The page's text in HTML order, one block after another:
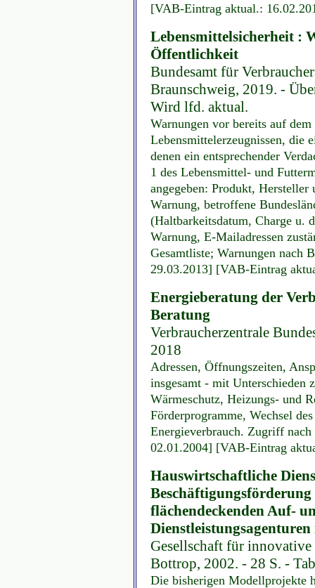
[VAB-Eintrag aktual.:
Lebensmittelsicherheit :
Öffentlichkeit
Bundesamt für
Braunschweig, 2019. -
Wird lfd. aktual.
Warnungen vor bereits auf
Lebensmittelerzeugnissen, die
denen ein entsprechender
1 des Lebensmittel- und
angegeben: Produkt,
Warnung, betroffene
(Haltbarkeitsdatum, Charge u.
Warnung, E-Mailadressen
Gesamtliste; Warnungen nach
29.03.2013] [VAB-Eintrag
Energieberatung der
Beratung
Verbraucherzentrale
2018
Adressen, Öffnungszeiten,
insgesamt - mit Unterschieden
Wärmeschutz, Heizungs- und
Förderprogramme, Wechsel
Energieverbrauch. Zugriff
02.01.2004] [VAB-Eintrag
Hauswirtschaftliche
flächendeckenden Auf-
Gesellschaft für
Bottrop, 2002. - 28 S. -
Die bisherigen Modellprojekte